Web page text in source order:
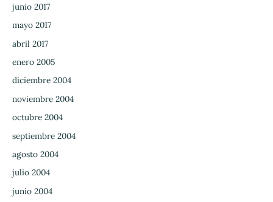
junio 2017
mayo 2017
abril 2017
enero 2005
diciembre 2004
noviembre 2004
octubre 2004
septiembre 2004
agosto 2004
julio 2004
junio 2004